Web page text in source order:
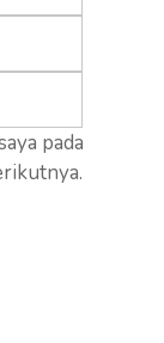
pada